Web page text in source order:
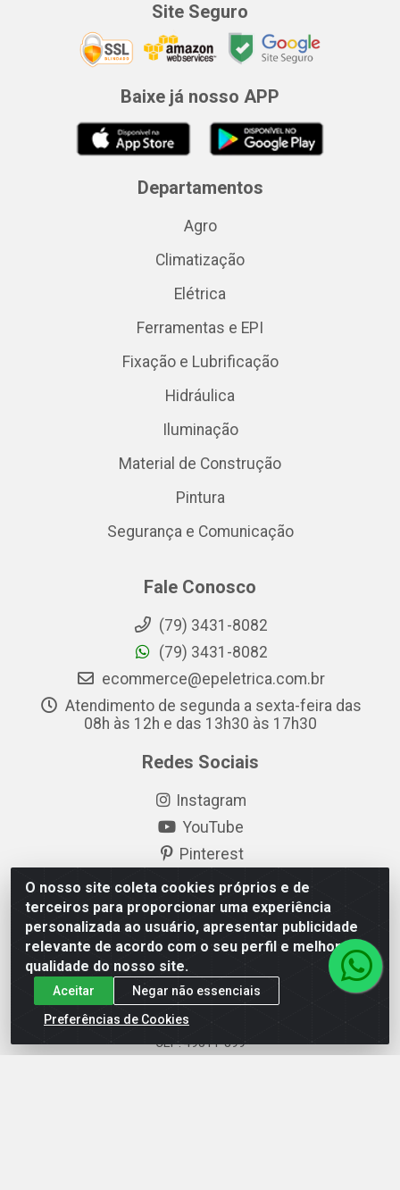
O nosso site coleta cookies próprios e de
terceiros para proporcionar uma experiência
personalizada ao usuário, apresentar publicidade
relevante de acordo com o seu perfil e melhorar a
qualidade do nosso site.
Aceitar
Negar não essenciais
Preferências de Cookies
Site Seguro
Baixe já nosso APP
Departamentos
Agro
Climatização
Elétrica
Ferramentas e EPI
Fixação e Lubrificação
Hidráulica
Iluminação
Material de Construção
Pintura
Segurança e Comunicação
Fale Conosco
(79) 3431-8082
(79) 3431-8082
ecommerce@epeletrica.com.br
Atendimento de segunda a sexta-feira das
08h às 12h e das 13h30 às 17h30
Redes Sociais
Instagram
YouTube
Pinterest
Linkedin
Formas de Pagamento
EP Elétrica LTDA - 18.621.731/0005-43 - Itabaiana/SE -
CEP: 49511-899